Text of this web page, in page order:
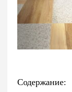
Содержание: